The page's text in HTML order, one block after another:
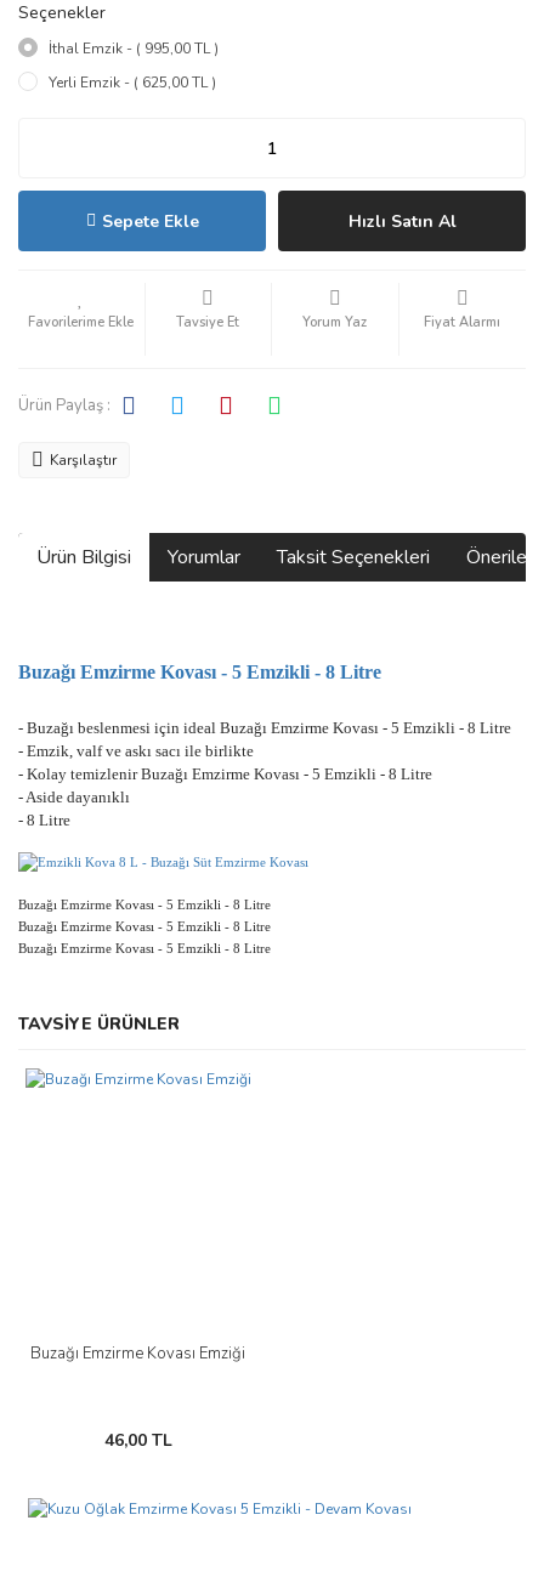
Seçenekler
İthal Emzik - ( 995,00 TL )
Yerli Emzik - ( 625,00 TL )
Sepete Ekle Hızlı Satın Al
Tavsiye Et Yorum Yaz Fiyat Alarmı
Ürün Paylaş :
Karşılaştır
Ürün Bilgisi Yorumlar Taksit Seçenekleri
Buzağı Emzirme Kovası - 5 Emzikli - 8 Litre
- Buzağı beslenmesi için ideal Buzağı Emzirme Kovası - 5 Emzikli - 8 Litre
- Emzik, valf ve askı sacı ile birlikte
- Kolay temizlenir Buzağı Emzirme Kovası - 5 Emzikli - 8 Litre
- Aside dayanıklı
- 8 Litre
Buzağı Emzirme Kovası - 5 Emzikli - 8 Litre
Buzağı Emzirme Kovası - 5 Emzikli - 8 Litre
Buzağı Emzirme Kovası - 5 Emzikli - 8 Litre
Bu ürünün fiyat bilgisi, resim, ürün açıklamalarında ve diğer
konularda yetersiz gördüğünüz noktaları öneri formunu kullanarak
Görüş ve önerileriniz için teşekkür ederiz.
TAVSİYE ÜRÜNLER
Buzağı Emzirme Kovası Emziği
46,00 TL